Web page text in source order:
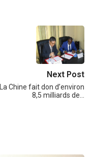
Next Post
La Chine fait don d’environ
8,5 milliards de…